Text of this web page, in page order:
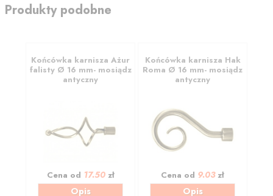
Produkty podobne
Końcówka karnisza Ażur
falisty Ø 16 mm- mosiądz
antyczny
Cena od 17.50zł
Opis
Końcówka karnisza Hak
Roma Ø 16 mm- mosiądz
antyczny
Cena od 9.03zł
Opis